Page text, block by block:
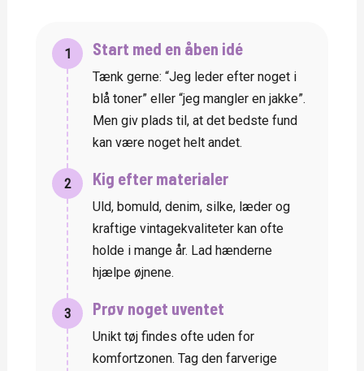
1 Start med en åben idé
Tænk gerne: “Jeg leder efter noget i
blå toner” eller “jeg mangler en jakke”.
Men giv plads til, at det bedste fund
kan være noget helt andet.
2 Kig efter materialer
Uld, bomuld, denim, silke, læder og
kraftige vintagekvaliteter kan ofte
holde i mange år. Lad hænderne
hjælpe øjnene.
3 Prøv noget uventet
Unikt tøj findes ofte uden for
komfortzonen. Tag den farverige